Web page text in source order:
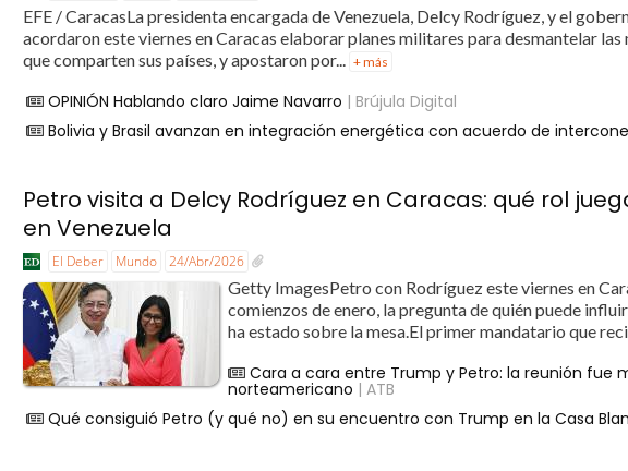
EFE / CaracasLa presidenta encargada de Venezuela, Delcy Rodríguez, y el
acordaron este viernes en Caracas elaborar planes militares para desmantelar
que comparten sus países, y apostaron por...
+ más
OPINIÓN Hablando claro Jaime Navarro | Brújula Digital
Bolivia y Brasil avanzan en integración energética con acuerdo de
Petro visita a Delcy Rodríguez en Caracas: qué rol
en Venezuela
El Deber Mundo 24/Abr/2026
Getty ImagesPetro con Rodríguez este viernes en
comienzos de enero, la pregunta de quién puede
ha estado sobre la mesa.El primer mandatario que
Cara a cara entre Trump y Petro: la reunión fue
norteamericano | ATB
Qué consiguió Petro (y qué no) en su encuentro con Trump en la Casa